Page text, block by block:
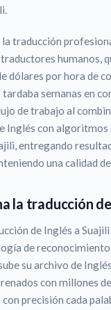
traducción
humanos,
dólares por hora de
semanas en
de trabajo al
Inglés con algoritmos
entregando
una calidad
la traducción
de Inglés a
de reconocimiento
su archivo de
con millones
precisión cada